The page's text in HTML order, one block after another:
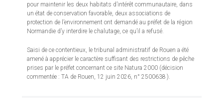
pour maintenir les deux habitats d’intérêt communautaire, dans
un état de conservation favorable, deux associations de
protection de l’environnement ont demandé au préfet de la région
Normandie d’y interdire le chalutage, ce qu’il a refusé.
Saisi de ce contentieux, le tribunal administratif de Rouen a été
amené à apprécier le caractère suffisant des restrictions de pêche
prises par le préfet concernant ce site Natura 2000 (décision
commentée : TA de Rouen, 12 juin 2026, n° 2500638 ).